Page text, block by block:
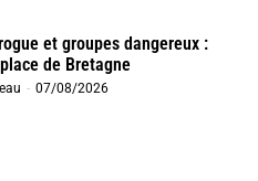
et groupes dangereux :
de Bretagne
- 07/08/2026